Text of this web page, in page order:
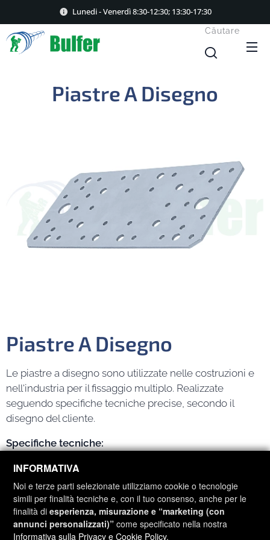
INFORMATIVA
Noi e terze parti selezionate utilizziamo cookie o tecnologie
simili per finalità tecniche e, con il tuo consenso, anche per le
finalità diesperienza, misurazione e “marketing (con
annunci personalizzati)” come specificato nella nostra
Informativa sulla Privacy e Cookie Policy.
Lunedi - Venerdì 8:30-12:30; 13:30-17:30
Căutare
Piastre A Disegno
Piastre A Disegno
Le piastre a disegno sono utilizzate nelle costruzioni e
nell'industria per il fissaggio multiplo. Realizzate
seguendo specifiche tecniche precise, secondo il
disegno del cliente.
Specifiche tecniche:
Materiali:
Qualità:JR, J0, J2
Finitura:HDG - Zincato Bianco - Grezzo
Certificazione:CE